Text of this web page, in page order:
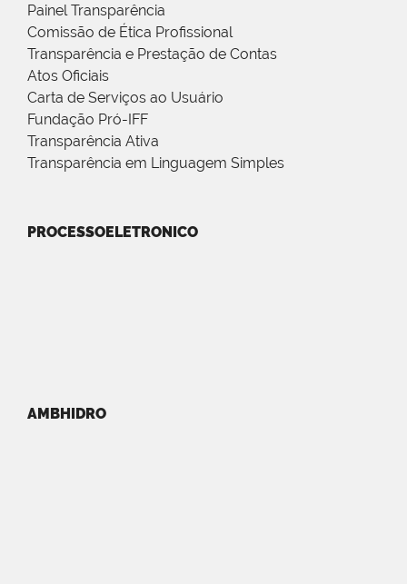
Painel Transparência
Comissão de Ética Profissional
Transparência e Prestação de Contas
Atos Oficiais
Carta de Serviços ao Usuário
Fundação Pró-IFF
Transparência Ativa
Transparência em Linguagem Simples
PROCESSOELETRONICO
AMBHIDRO